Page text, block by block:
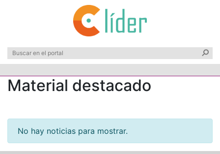
Material destacado
No hay noticias para mostrar.